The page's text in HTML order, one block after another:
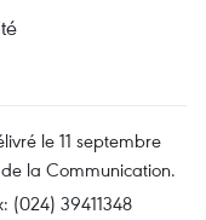
le 11 septembre
la Communication.
(024) 39411348